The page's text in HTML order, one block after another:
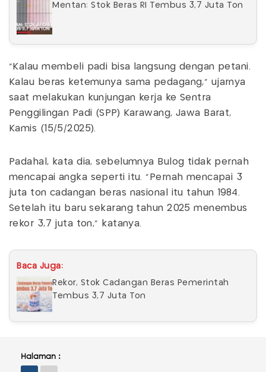
Mentan: Stok Beras RI Tembus 3,7 Juta Ton
"Kalau membeli padi bisa langsung dengan petani.
Kalau beras ketemunya sama pedagang," ujarnya
saat melakukan kunjungan kerja ke Sentra
Penggilingan Padi (SPP) Karawang, Jawa Barat,
Kamis (15/5/2025).
Padahal, kata dia, sebelumnya Bulog tidak pernah
mencapai angka seperti itu. "Pernah mencapai 3
juta ton cadangan beras nasional itu tahun 1984.
Setelah itu baru sekarang tahun 2025 menembus
rekor 3,7 juta ton," katanya.
Baca Juga:
Rekor, Stok Cadangan Beras Pemerintah
Tembus 3,7 Juta Ton
Halaman :